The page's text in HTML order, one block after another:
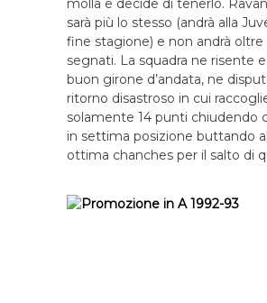
molla e decide di tenerlo.
sarà più lo stesso (andrà alla
fine stagione) e non andrà
segnati. La squadra ne risente
buon girone d’andata, ne
ritorno disastroso in cui
solamente 14 punti chiudendo
in settima posizione buttando
ottima chanches per il salto di